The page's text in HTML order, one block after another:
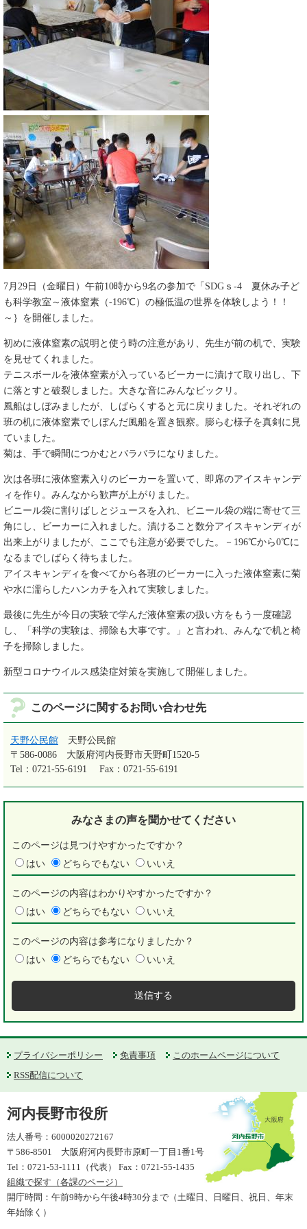
7月29日（金曜日）午前10時から9名の参加で「SDGｓ-4 夏休み子ど
も科学教室～液体窒素（-196℃）の極低温の世界を体験しよう！！
～｝を開催しました。
初めに液体窒素の説明と使う時の注意があり、先生が前の机で、実験
を見せてくれました。
テニスボールを液体窒素が入っているビーカーに漬けて取り出し、下
に落とすと破裂しました。大きな音にみんなビックリ。
風船はしぼみましたが、しばらくすると元に戻りました。それぞれの
班の机に液体窒素でしぼんだ風船を置き観察。膨らむ様子を真剣に見
ていました。
菊は、手で瞬間につかむとバラバラになりました。
次は各班に液体窒素入りのビーカーを置いて、即席のアイスキャンデ
ィを作り。みんなから歓声が上がりました。
ビニール袋に割りばしとジュースを入れ、ビニール袋の端に寄せて三
角にし、ビーカーに入れました。漬けること数分アイスキャンディが
出来上がりましたが、ここでも注意が必要でした。－196℃から0℃に
なるまでしばらく待ちました。
アイスキャンディを食べてから各班のビーカーに入った液体窒素に菊
や水に濡らしたハンカチを入れて実験しました。
最後に先生が今日の実験で学んだ液体窒素の扱い方をもう一度確認
し、「科学の実験は、掃除も大事です。」と言われ、みんなで机と椅
子を掃除しました。
新型コロナウイルス感染症対策を実施して開催しました。
このページに関するお問い合わせ先
天野公民館
天野公民館
〒586-0086
大阪府河内長野市天野町1520-5
Tel：0721-55-6191
Fax：0721-55-6191
みなさまの声を聞かせてください
このページは見つけやすかったですか？
はい
どちらでもない いいえ
このページの内容はわかりやすかったですか？
はい
どちらでもない いいえ
このページの内容は参考になりましたか？
はい
どちらでもない いいえ
プライバシーポリシー 免責事項
このホームページについて
RSS配信について
河内長野市役所
法人番号：6000020272167
〒586-8501 大阪府河内長野市原町一丁目1番1号
Tel：0721-53-1111（代表） Fax：0721-55-1435
組織で探す（各課のページ）
開庁時間：午前9時から午後4時30分まで（土曜日、日曜日、祝日、年末
年始除く）